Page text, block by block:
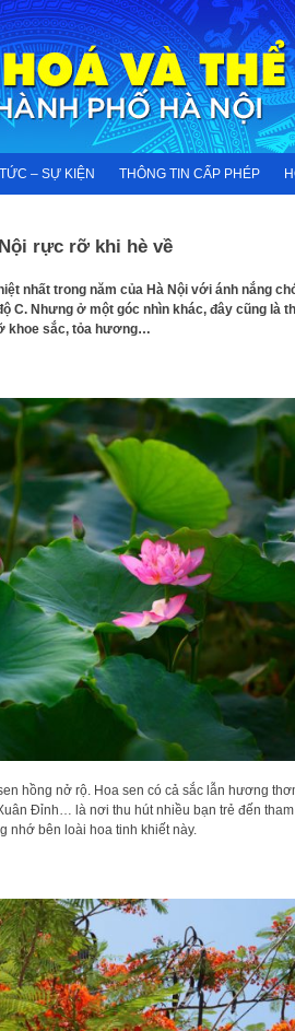
– SỰ KIỆN THÔNG TIN CẤP PHÉP
rực rỡ khi hè về
nhất trong năm của Hà Nội với ánh nắng
C. Nhưng ở một góc nhìn khác, đây cũng là
khoe sắc, tỏa hương…
hồng nở rộ. Hoa sen có cả sắc lẫn hương
Đỉnh… là nơi thu hút nhiều bạn trẻ đến tham
nhớ bên loài hoa tinh khiết này.